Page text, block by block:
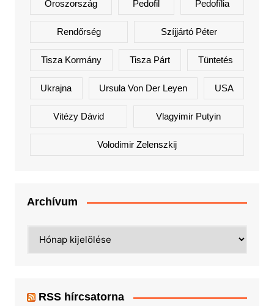
Oroszország Pedofil Pedofília
Rendőrség Szíjjártó Péter
Tisza Kormány Tisza Párt Tüntetés
Ukrajna Ursula Von Der Leyen USA
Vitézy Dávid Vlagyimir Putyin
Volodimir Zelenszkij
Archívum
RSS hírcsatorna